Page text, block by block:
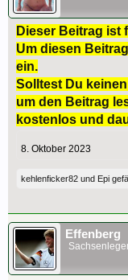
Dieser Beitrag ist
Um diesen
ein.
Solltest Du
um den Beitrag
kostenlos und
8. Oktober 2023
kehlenficker82 und Epi
Effenberg